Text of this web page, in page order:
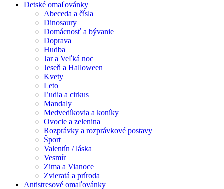
Detské omaľovánky
Abeceda a čísla
Dinosaury
Domácnosť a bývanie
Doprava
Hudba
Jar a Veľká noc
Jeseň a Halloween
Kvety
Leto
Ľudia a cirkus
Mandaly
Medvedíkovia a koníky
Ovocie a zelenina
Rozprávky a rozprávkové postavy
Šport
Valentín / láska
Vesmír
Zima a Vianoce
Zvieratá a príroda
Antistresové omaľovánky